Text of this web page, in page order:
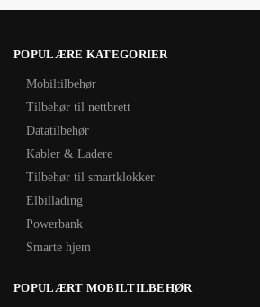
POPULÆRE KATEGORIER
Mobiltilbehør
Tilbehør til nettbrett
Datatilbehør
Kabler & Ladere
Tilbehør til smartklokker
Elbillading
Powerbank
Smarte hjem
POPULÆRT MOBILTILBEHØR